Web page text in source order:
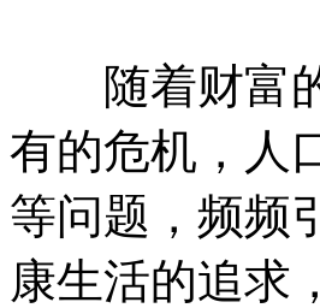
随着财富的
有的危机，人
等问题，频频
康生活的追求